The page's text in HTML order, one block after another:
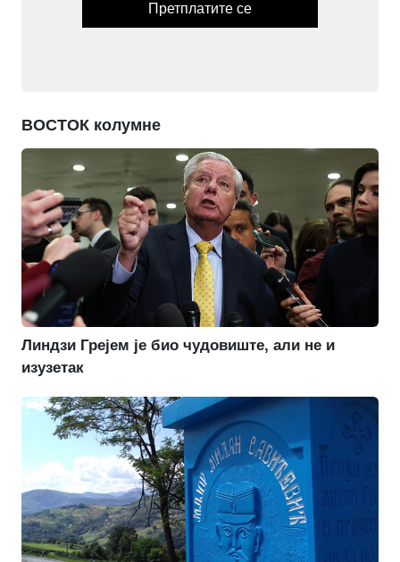
Претплатите се
ВОСТОК колумне
Линдзи Грејем је био чудовиште, али не и
изузетак